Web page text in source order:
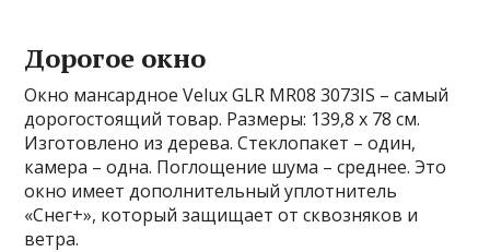
Дорогое окно
Окно мансардное Velux GLR MR08 3073IS – самый
дорогостоящий товар. Размеры: 139,8 х 78 см.
Изготовлено из дерева. Стеклопакет – один,
камера – одна. Поглощение шума – среднее. Это
окно имеет дополнительный уплотнитель
«Снег+», который защищает от сквозняков и
ветра.